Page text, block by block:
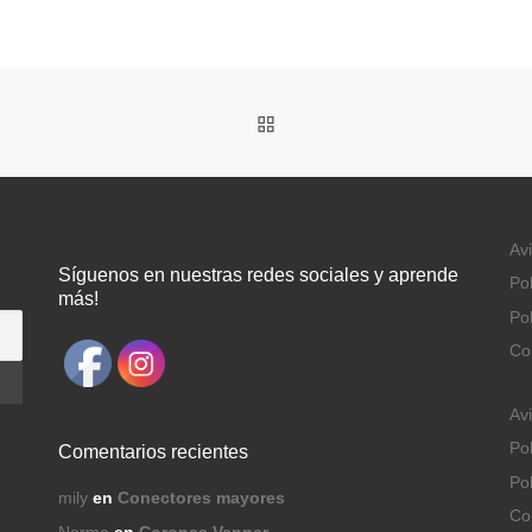
Síguenos en nuestras redes sociales y aprende
más!
Comentarios recientes
mily en Conectores mayores